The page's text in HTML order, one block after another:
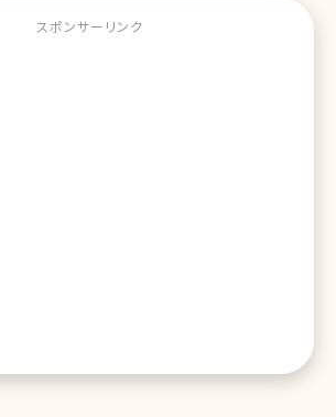
スポンサーリンク